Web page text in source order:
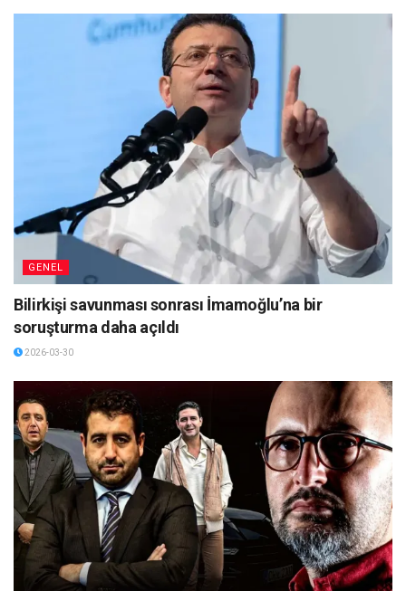
GENEL
Bilirkişi savunması sonrası İmamoğlu’na bir
soruşturma daha açıldı
2026-03-30